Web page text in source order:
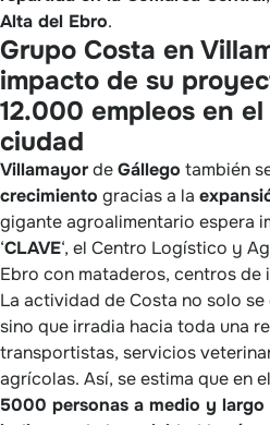
Alta del Ebro.
Grupo Costa en
impacto de su
12.000 empleos en
ciudad
VillamayordeGállego también
crecimiento gracias a la
gigante agroalimentario espera
‘CLAVE‘, el Centro Logístico y
Ebro con mataderos, centros
La actividad de Costa no solo
sino que irradia hacia toda una
transportistas, servicios
agrícolas. Así, se estima que en el
5000 personas a medio y